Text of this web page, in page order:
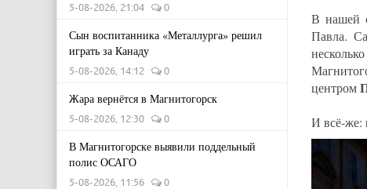
5-08-2026, 21:04 0
Сын воспитанника «Металлурга» решил
играть за Канаду
5-08-2026, 14:12 0
Жара вернётся в Магнитогорск
5-08-2026, 12:30 0
В Магнитогорске выявили поддельный
полис ОСАГО
5-08-2026, 11:56 0
В нашей
Павла.
центром
И всё-